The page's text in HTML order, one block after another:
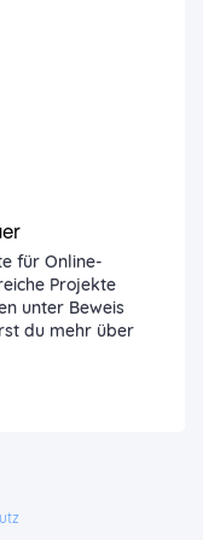
für Online-
Projekte
unter Beweis
du mehr über